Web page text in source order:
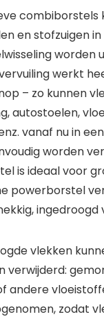
combiborstels
en stofzuigen
worden
werkt
– zo kunnen
autostoelen,
vanaf nu in
worden
is ideaal voor
powerborstel
ingedroogd
vlekken
verwijderd:
andere
zodat